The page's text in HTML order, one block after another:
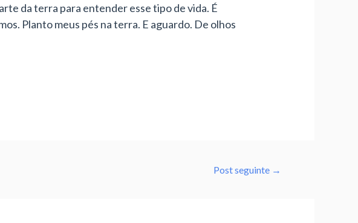
da terra para entender esse tipo de vida. É
Planto meus pés na terra. E aguardo. De olhos
Post seguinte →